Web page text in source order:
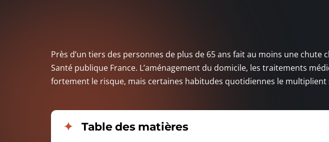
Près d’un tiers des personnes de plus de 65 ans fait au moins une chute
Santé publique France. L’aménagement du domicile, les traitements
fortement le risque, mais certaines habitudes quotidiennes le multiplient
Table des matières